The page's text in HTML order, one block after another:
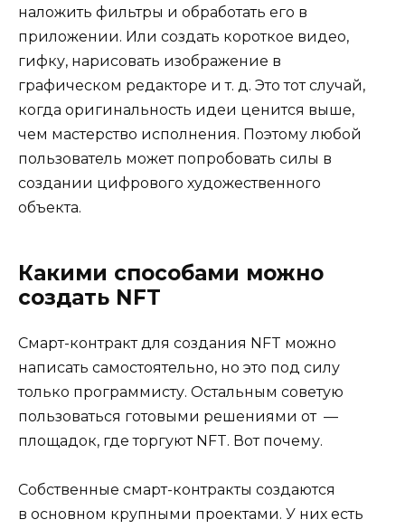
наложить фильтры и обработать его в
приложении. Или создать короткое видео,
гифку, нарисовать изображение в
графическом редакторе и т. д. Это тот случай,
когда оригинальность идеи ценится выше,
чем мастерство исполнения. Поэтому любой
пользователь может попробовать силы в
создании цифрового художественного
объекта.
Какими способами можно
создать NFT
Смарт-контракт для создания NFT можно
написать самостоятельно, но это под силу
только программисту. Остальным советую
пользоваться готовыми решениями от —
площадок, где торгуют NFT. Вот почему.
Собственные смарт-контракты создаются
в основном крупными проектами. У них есть